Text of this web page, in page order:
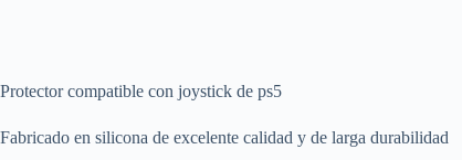
Protector compatible con joystick de ps5
Fabricado en silicona de excelente calidad y de larga durabilidad